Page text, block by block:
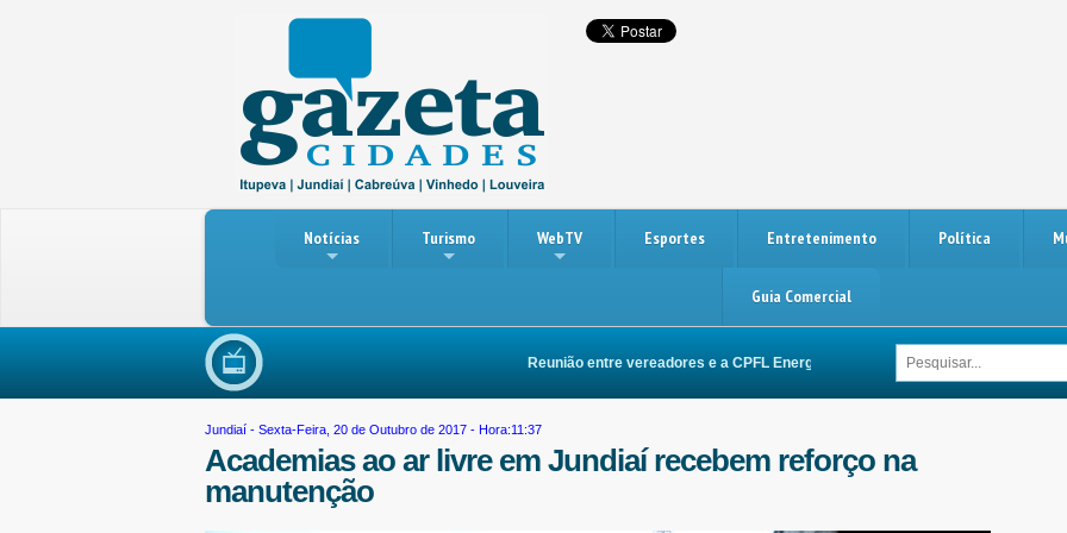
Notícias Turismo WebTV Esportes Entretenimento Política
Guia Comercial
Reunião entre vereadores e a CPFL Energia busca melhorias na rede elétrica de
Jundiaí - Sexta-Feira, 20 de Outubro de 2017 - Hora:11:37
Academias ao ar livre em Jundiaí recebem reforço na
manutenção